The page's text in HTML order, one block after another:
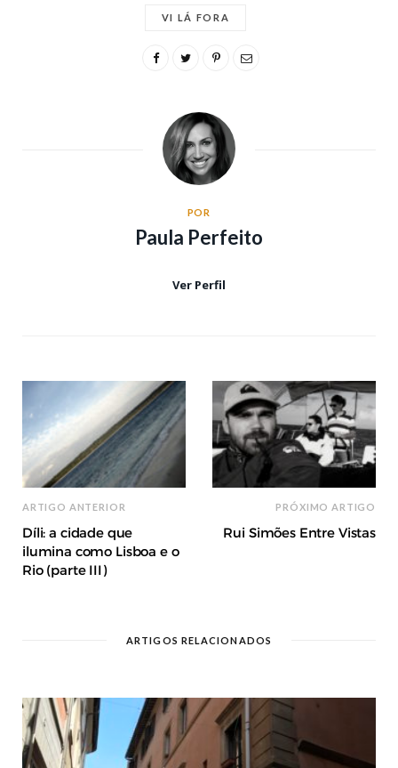
VI LÁ FORA
POR
Paula Perfeito
Ver Perfil
ARTIGO ANTERIOR
Díli: a cidade que
ilumina como Lisboa e o
Rio (parte III)
PRÓXIMO ARTIGO
Rui Simões Entre Vistas
ARTIGOS RELACIONADOS